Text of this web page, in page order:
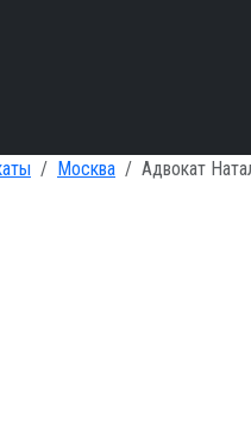
Москва Адвокат